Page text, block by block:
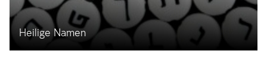
Heilige Namen